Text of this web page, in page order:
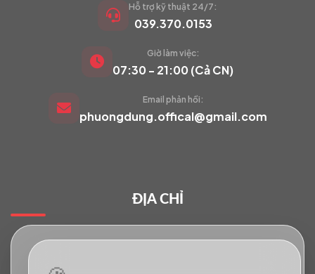
VIETCAM.VN
Đang trực tuyến
Hỗ trợ kỹ thuật 24/7:
039.370.0153
Giờ làm việc:
07:30 - 21:00 (Cả CN)
Email phản hồi:
phuongdung.offical@gmail.com
ĐỊA CHỈ